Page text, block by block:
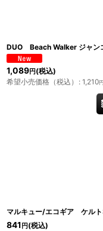
DUO Beach Walker ジャン
1,089円 (税込)
希望小売価格（税込） : 1,210円
マルキュー/エコギア ケル
841 円 (税込)